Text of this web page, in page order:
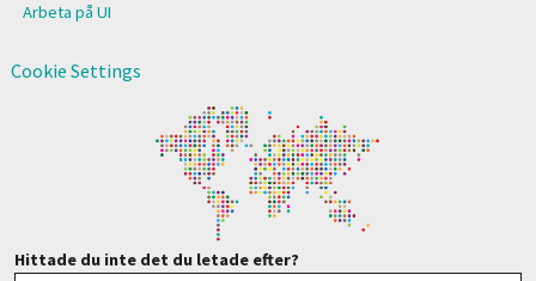
Arbeta på UI
Cookie Settings
Hittade du inte det du letade efter?